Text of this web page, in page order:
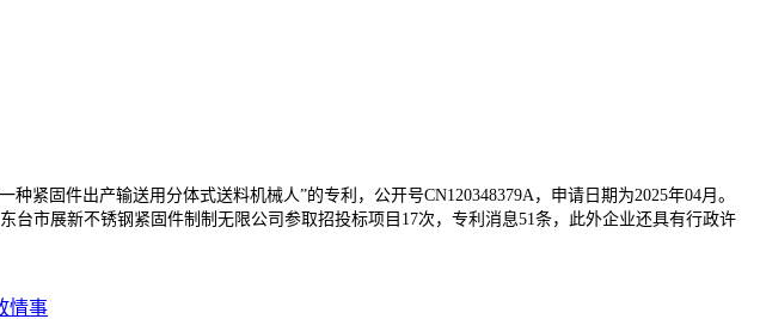
固件出产输送用分体式送料机械人”的专利，公开号CN120348379A，申请日期为2025年04月。
市展新不锈钢紧固件制制无限公司参取招投标项目17次，专利消息51条，此外企业还具有行政许
情事